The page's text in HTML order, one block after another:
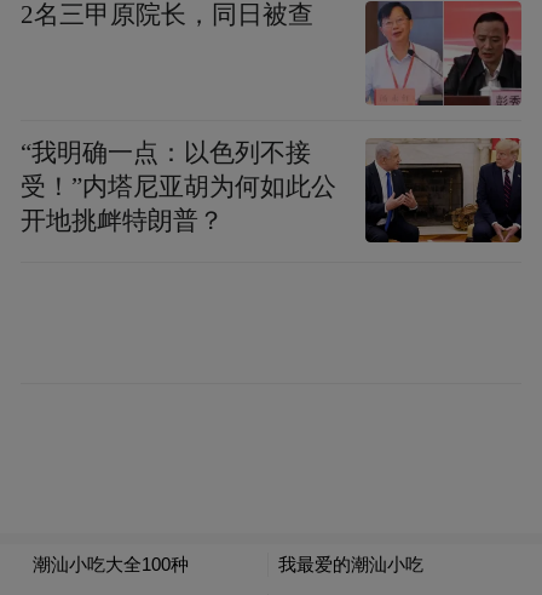
口关税影响有所改善。
2025 年 6 月，进口汽车下滑压力较大，日
本、美国、德国、斯洛伐克、英国是进口汽
车数量最多的前五个国家。然而，由于中国
自主车企的崛起和国际品牌本土化加速，进
华车市场压力较大。
2名三甲原院长，同日被查
“我明确一点：以色列不接
受！”内塔尼亚胡为何如此公
开地挑衅特朗普？